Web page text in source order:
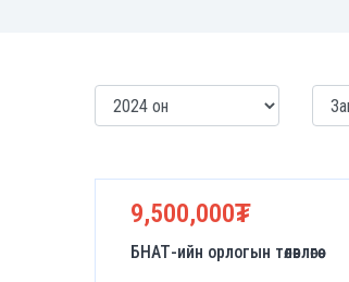
9,500,000₮
БНАТ-ийн орлогын төлөвлөгөө